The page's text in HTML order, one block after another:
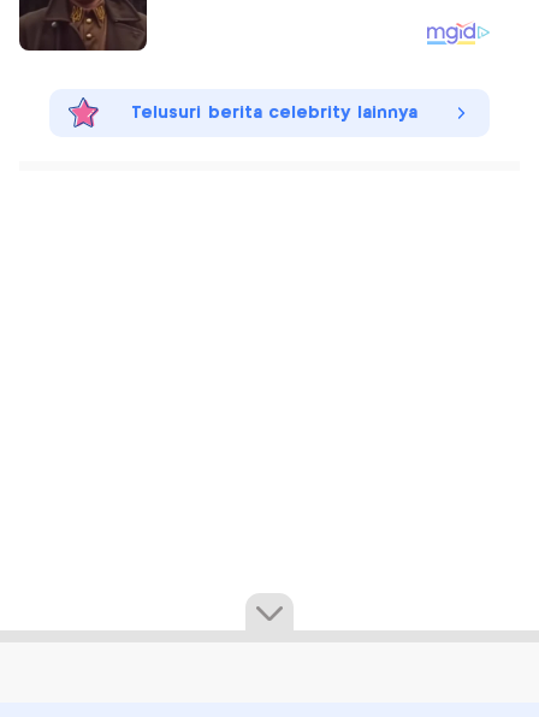
Telusuri berita celebrity lainnya